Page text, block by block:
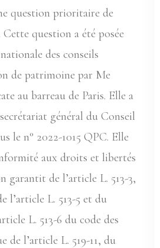
question prioritaire de
question a été posée
des conseils
de patrimoine par Me
au barreau de Paris. Elle a
général du Conseil
le n° 2022-1015 QPC. Elle
aux droits et libertés
garantit de l’article L. 513-3,
l’article L. 513-5 et du
L. 513-6 du code des
de l’article L. 519-11, du